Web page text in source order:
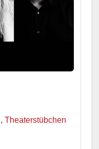
, Theaterstübchen